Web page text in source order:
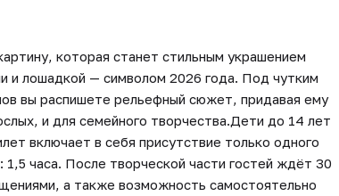
которая станет стильным украшением
и лошадкой — символом 2026 года. Под чутким
вы распишете рельефный сюжет, придавая ему
и для семейного творчества.Дети до 14 лет
включает в себя присутствие только одного
часа. После творческой части гостей ждёт 30
а также возможность самостоятельно